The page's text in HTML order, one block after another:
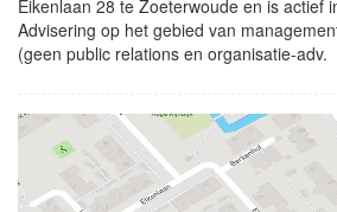
Eikenlaan 28 te Zoeterwoude en is actief
Advisering op het gebied van
(geen public relations en organisatie-adv.